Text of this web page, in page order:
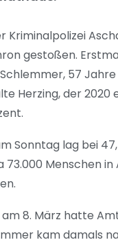
Kriminalpolizei
gestoßen.
57
Herzing, der
Sonntag lag bei
Menschen
8. März hatte
kam damals